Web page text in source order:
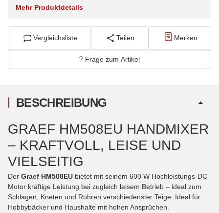
Mehr Produktdetails
Vergleichsliste Teilen Merken
Frage zum Artikel
BESCHREIBUNG
GRAEF HM508EU HANDMIXER
– KRAFTVOLL, LEISE UND
VIELSEITIG
Der Graef HM508EU bietet mit seinem 600 W Hochleistungs-DC-
Motor kräftige Leistung bei zugleich leisem Betrieb – ideal zum
Schlagen, Kneten und Rühren verschiedenster Teige. Ideal für
Hobbybäcker und Haushalte mit hohen Ansprüchen.